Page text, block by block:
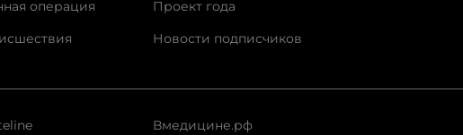
операция
Проект года
Новости подписчиков
Вмедицине.рф